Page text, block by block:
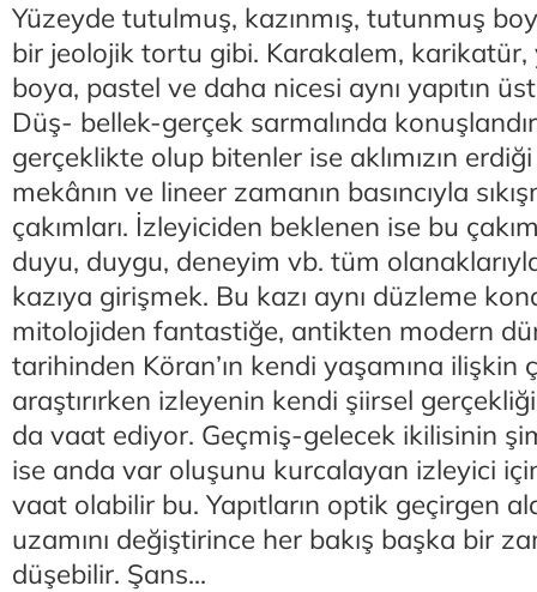
Yüzeyde tutulmuş, kazınmış, tutunmuş
bir jeolojik tortu gibi. Karakalem, karikatür,
boya, pastel ve daha nicesi aynı yapıtın
Düş- bellek-gerçek sarmalında
gerçeklikte olup bitenler ise aklımızın
mekânın ve lineer zamanın basıncıyla
çakımları. İzleyiciden beklenen ise bu
duyu, duygu, deneyim vb. tüm
kazıya girişmek. Bu kazı aynı düzleme
mitolojiden fantastiğe, antikten modern
tarihinden Köran’ın kendi yaşamına
araştırırken izleyenin kendi şiirsel
da vaat ediyor. Geçmiş-gelecek ikilisinin
ise anda var oluşunu kurcalayan izleyici
vaat olabilir bu. Yapıtların optik geçirgen
uzamını değiştirince her bakış başka bir
düşebilir. Şans...